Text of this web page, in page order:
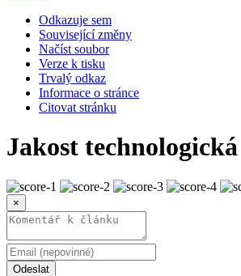
Odkazuje sem
Související změny
Načíst soubor
Verze k tisku
Trvalý odkaz
Informace o stránce
Citovat stránku
Jakost technologická
×
Odeslat